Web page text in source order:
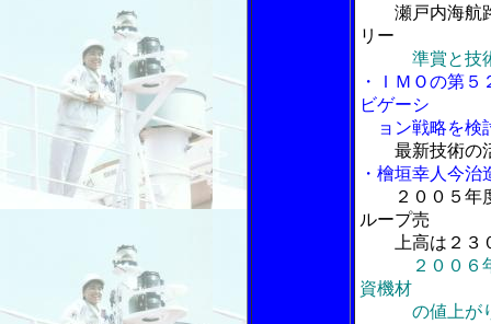
瀬戸内海航
リー
準賞と技
・ＩＭＯの第
ビゲーシ
ョン戦略を検
最新技術の
・檜垣幸人今
２００５年
ループ売
上高は２３
２００６
資機材
の値上がり